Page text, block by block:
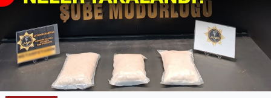
SPOR
11:11 MANŞET